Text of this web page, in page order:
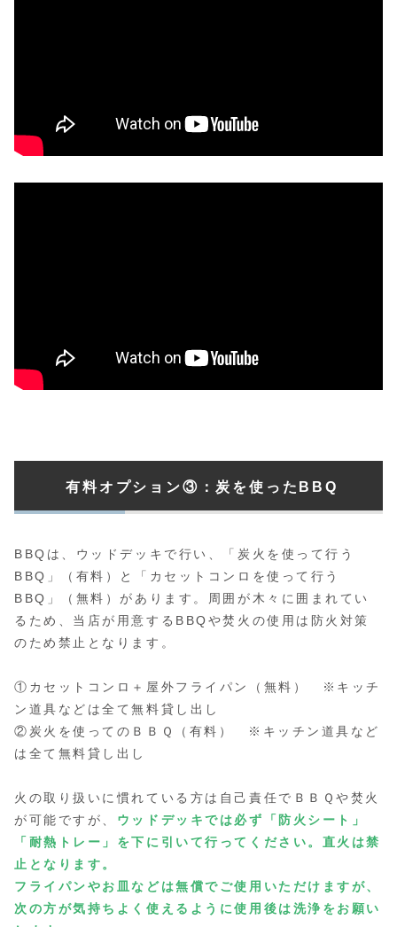
有料オプション③：炭を使った BBQ
BBQは、ウッドデッキで行い、「炭火を使って行う
BBQ」（有料）と「カセットコンロを使って行う
BBQ」（無料）があります。周囲が木々に囲まれてい
るため、当店が用意するBBQや焚火の使用は防火対策
のため禁止となります。
①カセットコンロ＋屋外フライパン（無料） ※キッチ
ン道具などは全て無料貸し出し
②炭火を使ってのＢＢＱ（有料） ※キッチン道具など
は全て無料貸し出し
火の取り扱いに慣れている方は自己責任でＢＢＱや焚火
が可能ですが、 ウッドデッキでは必ず「防火シート」
「耐熱トレー」を下に引いて行ってください。直火は禁
止となります。
フライパンやお皿などは無償でご使用いただけますが、
次の方が気持ちよく使えるように使用後は洗浄をお願い